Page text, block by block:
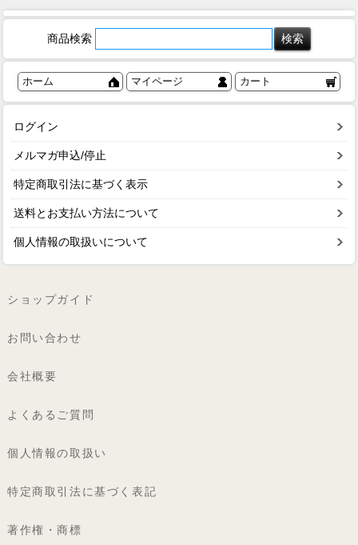
商品検索
ホーム マイページ カート
ログイン
メルマガ申込/停止
特定商取引法に基づく表示
送料とお支払い方法について
個人情報の取扱いについて
ショップガイド
お問い合わせ
会社概要
よくあるご質問
個人情報の取扱い
特定商取引法に基づく表記
著作権・商標